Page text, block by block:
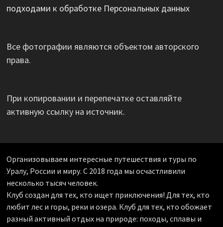
подходами к обработке Персональных данных
Все фотографии являются объектом авторского
права.
При копировании и перепечатке оставляйте
активную ссылку на источник.
Организовываем интересные путешествия и туры по
Уралу, России и миру. С 2018 года мы осчастливили
несколько тысяч человек.
Клуб создан для тех, кто ищет приключения! Для тех, кто
любит лес и горы, реки и озера. Клуб для тех, кто обожает
разный активный отдых на природе: походы, сплавы и